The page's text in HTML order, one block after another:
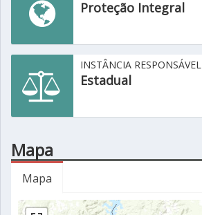
Proteção Integral
INSTÂNCIA RESPONSÁVEL
Estadual
Mapa
Mapa